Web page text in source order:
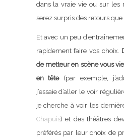
dans la vraie vie ou sur les
serez surpris des retours que
Et avec un peu
rapidement faire vos choix.
de metteur en scène vous
en tête(par exemple,
j’essaie d’aller le voir
je cherche à voir les
Chapuis) et des théâtres
préférés par leur choix de